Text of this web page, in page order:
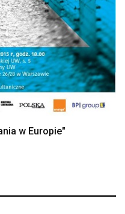
w Europie"